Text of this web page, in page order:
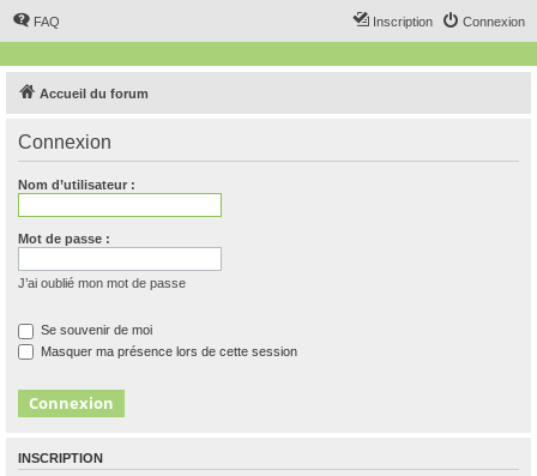
FAQ Connexion
Inscription
Accueil du forum
Connexion
Nom d’utilisateur :
Mot de passe :
J’ai oublié mon mot de passe
Se souvenir de moi
Masquer ma présence lors de cette session
INSCRIPTION